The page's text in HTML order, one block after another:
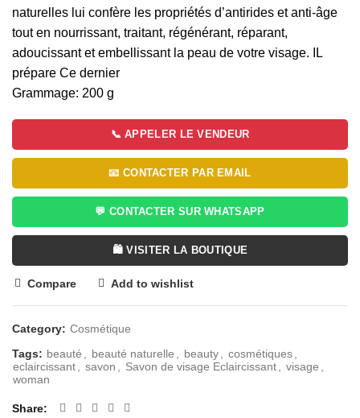
naturelles lui confère les propriétés d’antirides et anti-âge
tout en nourrissant, traitant, régénérant, réparant,
adoucissant et embellissant la peau de votre visage.
IL
prépare Ce dernier
Grammage: 200 g
📞 APPELER LE VENDEUR
📧 CONTACTER PAR EMAIL
💬 CONTACTER SUR WHATSAPP
🛍️ VISITER LA BOUTIQUE
Compare Add to wishlist
Category: Cosmétique
Tags: beauté beauté naturelle beauty cosmétiques
eclaircissant
savon Savon de visage Eclaircissant visage
woman
Share